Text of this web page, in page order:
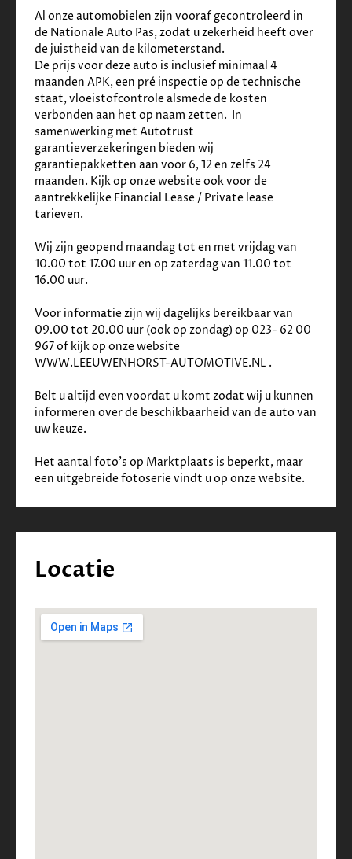
✓Airbag(s) side voor
✓ Airbag bestuurder
✓ Airbag passagier
✓ Alarm klasse 3
✓Anti Blokkeer Systeem
✓Anti doorSlip Regeling
✓Bandenspanningscontrolesysteem
✓Elektronisch Stabiliteits Programma
✓Hill hold functie
Overige
✓Electronic climate control
✓ Nederlands geleverd, dus gegarandeerde
kilometerstand.
✓Schakelpaddles
✓Stuur en versnellingspook (kunst)leder
✓Stuur multifunctioneel
✓
Volledig Lexus-dealer onderhouden
✓Voorstoel(en) elektrisch verstelbaar
Al onze automobielen zijn vooraf gecontroleerd in
de Nationale Auto Pas, zodat u zekerheid heeft over
de juistheid van de kilometerstand.
De prijs voor deze auto is inclusief minimaal 4
maanden APK, een pré inspectie op de technische
staat, vloeistofcontrole alsmede de kosten
verbonden aan het op naam zetten.  In
samenwerking met Autotrust
garantieverzekeringen bieden wij
garantiepakketten aan voor 6, 12 en zelfs 24
maanden. Kijk op onze website ook voor de
aantrekkelijke Financial Lease / Private lease
tarieven.
Wij zijn geopend maandag tot en met vrijdag van
10.00 tot 17.00 uur en op zaterdag van 11.00 tot
16.00 uur.
Voor informatie zijn wij dagelijks bereikbaar van
09.00 tot 20.00 uur (ook op zondag) op 023- 62 00
967 of kijk op onze website
WWW.LEEUWENHORST-AUTOMOTIVE.NL .
Belt u altijd even voordat u komt zodat wij u kunnen
informeren over de beschikbaarheid van de auto van
uw keuze.
Het aantal foto's op Marktplaats is beperkt, maar
een uitgebreide fotoserie vindt u op onze website.
Locatie